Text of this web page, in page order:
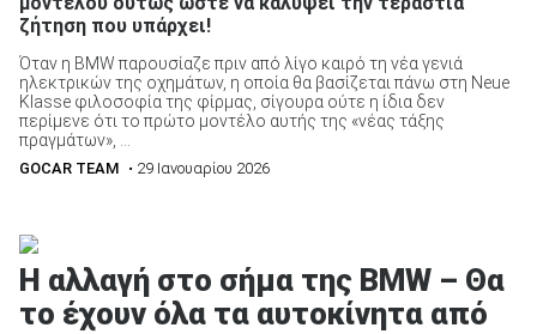
ΑΝΑΖΗΤΗΣΗ
ζήτηση που υπάρχει!
Όταν η BMW παρουσίαζε πριν από λίγο καιρό τη νέα γενιά
ηλεκτρικών της οχημάτων, η οποία θα βασίζεται πάνω στη Neue
Klasse φιλοσοφία της φίρμας, σίγουρα ούτε η ίδια δεν
περίμενε ότι το πρώτο μοντέλο αυτής της «νέας τάξης
πραγμάτων», ...
GOCAR TEAM • 29 Ιανουαρίου 2026
Η αλλαγή στο σήμα της BMW – Θα
το έχουν όλα τα αυτοκίνητα από